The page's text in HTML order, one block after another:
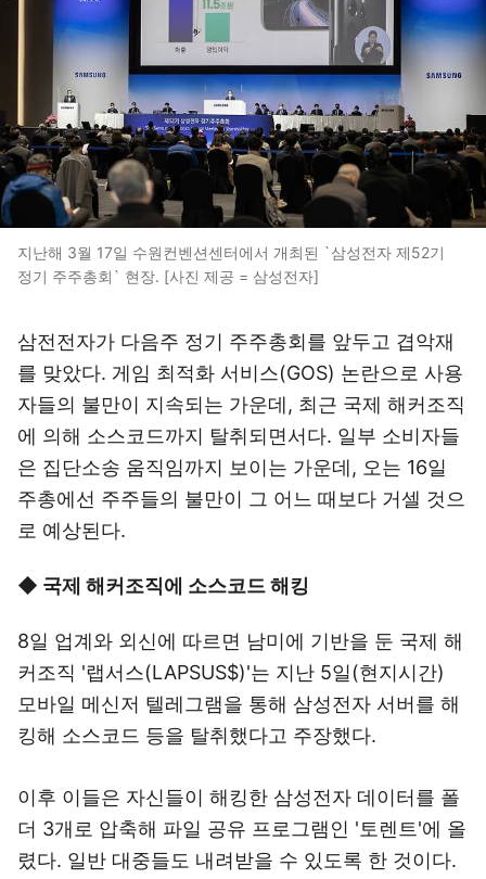
지난해 3월 17일 수원컨벤션센터에서 개최된 `삼성전자 제52기
정기 주주총회` 현장. [사진 제공 = 삼성전자]
삼전전자가 다음주 정기 주주총회를 앞두고 겹악재
를 맞았다. 게임 최적화 서비스(GOS) 논란으로 사용
자들의 불만이 지속되는 가운데, 최근 국제 해커조직
에 의해 소스코드까지 탈취되면서다. 일부 소비자들
은 집단소송 움직임까지 보이는 가운데, 오는 16일
주총에선 주주들의 불만이 그 어느 때보다 거셀 것으
로 예상된다.
◆ 국제 해커조직에 소스코드 해킹
8일 업계와 외신에 따르면 남미에 기반을 둔 국제 해
커조직 '랩서스(LAPSUS$)'는 지난 5일(현지시간)
모바일 메신저 텔레그램을 통해 삼성전자 서버를 해
킹해 소스코드 등을 탈취했다고 주장했다.
이후 이들은 자신들이 해킹한 삼성전자 데이터를 폴
더 3개로 압축해 파일 공유 프로그램인 '토렌트'에 올
렸다. 일반 대중들도 내려받을 수 있도록 한 것이다.